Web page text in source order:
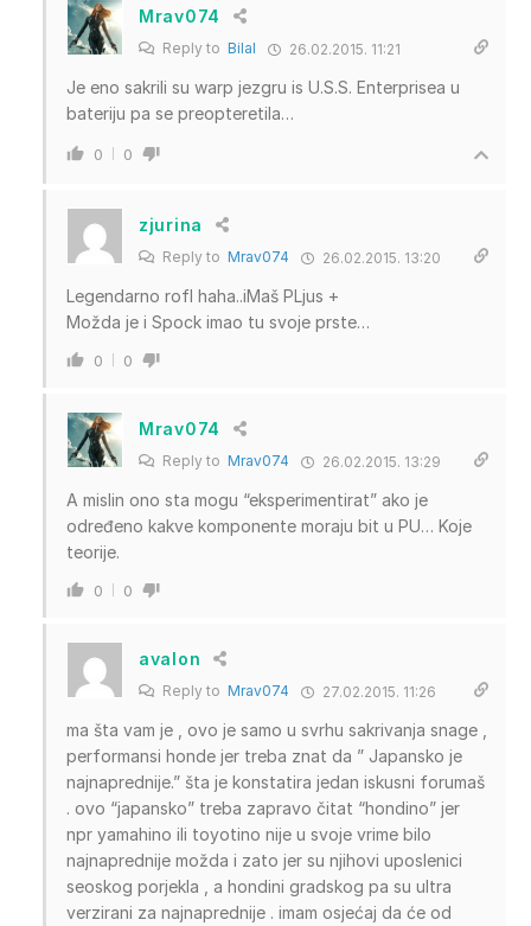
Mrav074
Reply to Bilal 26.02.2015. 11:21
Je eno sakrili su warp jezgru is U.S.S. Enterprisea u
bateriju pa se preopteretila…
0 0
zjurina
Reply to Mrav074 26.02.2015. 13:20
Legendarno rofl haha..iMaš PLjus +
Možda je i Spock imao tu svoje prste…
0 0
Mrav074
Reply to Mrav074 26.02.2015. 13:29
A mislin ono sta mogu “eksperimentirat” ako je
određeno kakve komponente moraju bit u PU… Koje
teorije.
0 0
avalon
Reply to Mrav074 27.02.2015. 11:26
ma šta vam je , ovo je samo u svrhu sakrivanja snage ,
performansi honde jer treba znat da ” Japansko je
najnaprednije.” šta je konstatira jedan iskusni forumaš
. ovo “japansko” treba zapravo čitat “hondino” jer
npr yamahino ili toyotino nije u svoje vrime bilo
najnaprednije možda i zato jer su njihovi uposlenici
seoskog porjekla , a hondini gradskog pa su ultra
verzirani za najnaprednije . imam osjećaj da će od